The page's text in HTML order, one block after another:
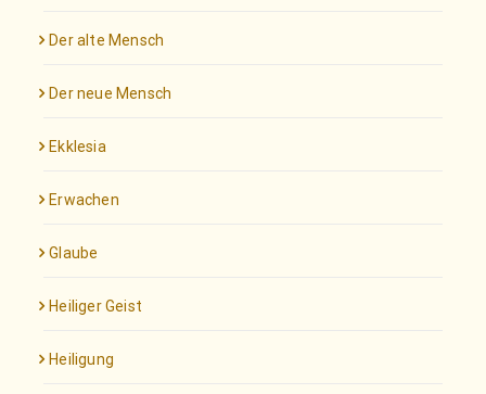
Der alte Mensch
Der neue Mensch
Ekklesia
Erwachen
Glaube
Heiliger Geist
Heiligung